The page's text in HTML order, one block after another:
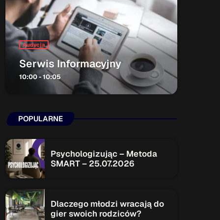
ON AIR
Audycja
Serwis Informacyjny
Upcoming shows
Serwis Informacyjny
14:00 - 14:05
Audycja
Serwis Informacyjny
10:00 - 10:05
POPULARNE
Psychologizując – Metoda
SMART – 25.07.2026
Dlaczego młodzi wracają do
gier swoich rodziców?